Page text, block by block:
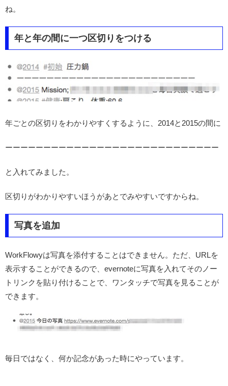
ね。
年と年の間に一つ区切りをつける
年ごとの区切りをわかりやすくするように、2014と2015の間に
ーーーーーーーーーーーーーーーーーーーーーーーーーーーー
と入れてみました。
区切りがわかりやすいほうがあとでみやすいですからね。
写真を追加
WorkFlowyは写真を添付することはできません。ただ、URLを
表示することができるので、evernoteに写真を入れてそのノー
トリンクを貼り付けることで、ワンタッチで写真を見ることが
できます。
毎日ではなく、何か記念があった時にやっています。